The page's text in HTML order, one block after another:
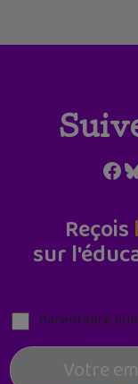
Reçois
sur
Parentalité